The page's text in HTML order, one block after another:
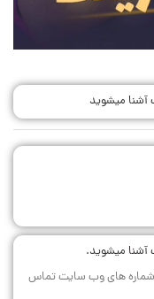
آشنا میشوید
آشنا میشوید.
شماره های وب سایت تماس